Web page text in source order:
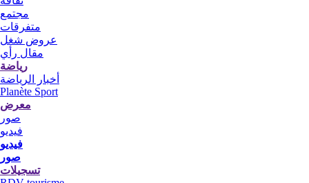
مجتمع
متفرقات
عروض شغل
مقال رأي
رياضة
أخبار الرياضة
Planète Sport
معرض
صور
فيديو
فيديو
صور
تسجيلات